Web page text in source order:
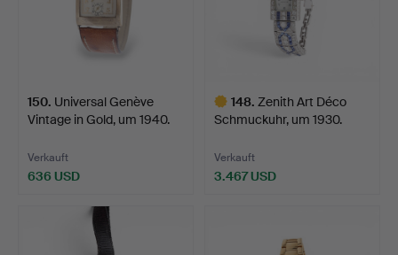
150. Universal Genève
Vintage in Gold, um 1940.
Verkauft
636 USD
148. Zenith Art Déco
Schmuckuhr, um 1930.
Verkauft
3.467 USD